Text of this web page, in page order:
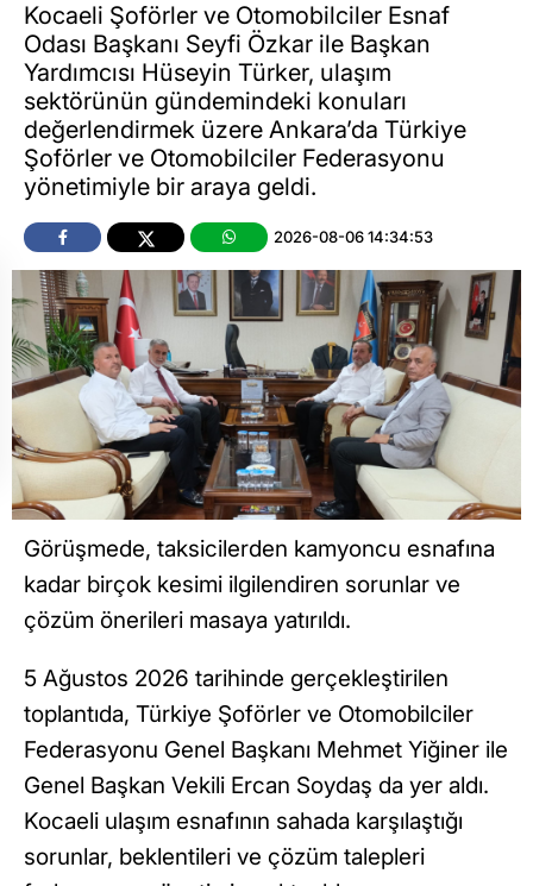
Kocaeli Şoförler ve Otomobilciler Esnaf
Odası Başkanı Seyfi Özkar ile Başkan
Yardımcısı Hüseyin Türker, ulaşım
sektörünün gündemindeki konuları
değerlendirmek üzere Ankara’da Türkiye
Şoförler ve Otomobilciler Federasyonu
yönetimiyle bir araya geldi.
2026-08-06 14:34:53
Görüşmede, taksicilerden kamyoncu esnafına
kadar birçok kesimi ilgilendiren sorunlar ve
çözüm önerileri masaya yatırıldı.
5 Ağustos 2026 tarihinde gerçekleştirilen
toplantıda, Türkiye Şoförler ve Otomobilciler
Federasyonu Genel Başkanı Mehmet Yiğiner ile
Genel Başkan Vekili Ercan Soydaş da yer aldı.
Kocaeli ulaşım esnafının sahada karşılaştığı
sorunlar, beklentileri ve çözüm talepleri